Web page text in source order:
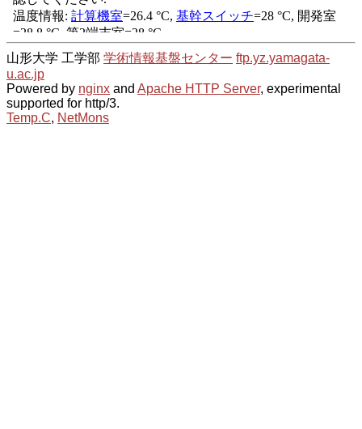
山形大学 工学部 学術情報基盤センター ftp.yz.yamagata-
u.ac.jp
Powered by nginx and Apache HTTP Server, experimental
supported for http/3.
Temp.C, NetMons